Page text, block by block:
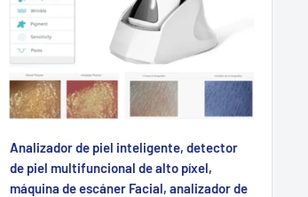
Analizador de piel inteligente, detector
de piel multifuncional de alto píxel,
máquina de escáner Facial, analizador de